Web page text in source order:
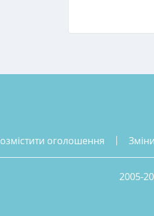
розмістити оголошення
2005-